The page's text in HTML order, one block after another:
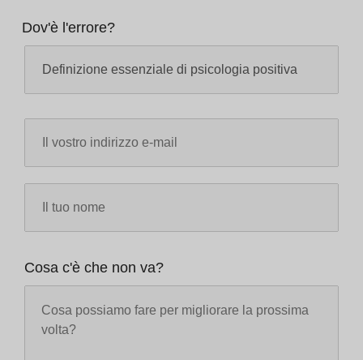
Dov'è l'errore?
Cosa c'è che non va?